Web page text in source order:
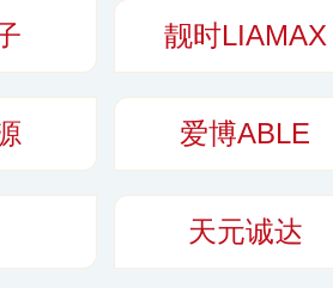
靓时LIAMAX
爱博ABLE
天元诚达